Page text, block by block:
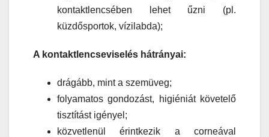
kontaktlencsében lehet űzni (pl.
küzdősportok, vízilabda);
A kontaktlencseviselés hátrányai:
drágább, mint a szemüveg;
folyamatos gondozást, higiéniát követelő
tisztítást igényel;
közvetlenül érintkezik a corneával